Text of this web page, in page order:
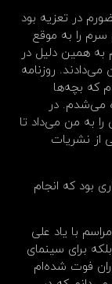
در تعزیه بود
سرم‌ را به موقع
به همین دلیل در
روزنامه
که ‌بچه‌ها
می‌شدم. در
به من‌ می‌داد تا
از نشریات
بود که انجام
با یاد علی
برای سینمای
فوت شده‌ام